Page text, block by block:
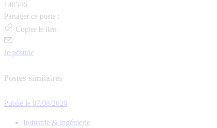
140546
Partager ce poste :
Copier le lien
Je postule
Postes similaires
Publié le 07/08/2026
Industrie & Ingénierie